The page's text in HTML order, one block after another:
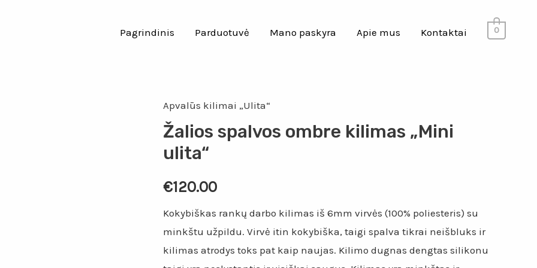
Pagrindinis Parduotuvė Mano paskyra Apie mus Kontaktai 0
Apvalūs kilimai „Ulita“
Žalios spalvos ombre kilimas „Mini
ulita“
€120.00
Kokybiškas rankų darbo kilimas iš 6mm virvės (100% poliesteris) su
minkštu užpildu. Virvė itin kokybiška, taigi spalva tikrai neišbluks ir
kilimas atrodys toks pat kaip naujas. Kilimo dugnas dengtas silikonu